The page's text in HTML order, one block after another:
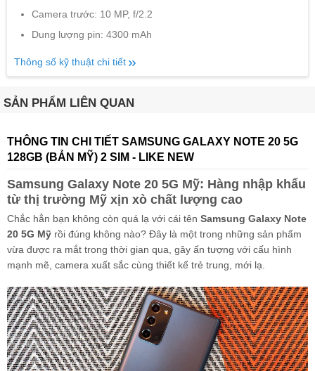
Camera trước: 10 MP, f/2.2
Dung lượng pin: 4300 mAh
Thông số kỹ thuật chi tiết
SẢN PHẨM LIÊN QUAN
THÔNG TIN CHI TIẾT SAMSUNG GALAXY NOTE 20 5G
128GB (BẢN MỸ) 2 SIM - LIKE NEW
Samsung Galaxy Note 20 5G Mỹ: Hàng nhập khẩu
từ thị trường Mỹ xịn xò chất lượng cao
Chắc hẳn bạn không còn quá lạ với cái tên Samsung Galaxy Note
20 5G Mỹ rồi đúng không nào? Đây là một trong những sản phẩm
vừa được ra mắt trong thời gian qua, gây ấn tượng với cấu hình
mạnh mẽ, camera xuất sắc cùng thiết kế trẻ trung, mới lạ.